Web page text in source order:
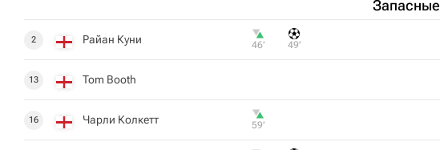
Запасные
2 Райан Куни 46‎’‎ 49‎’‎
13 Tom Booth
16 Чарли Колкетт 59‎’‎